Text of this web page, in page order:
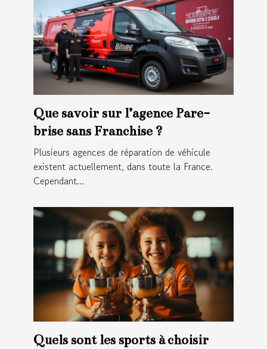
Que savoir sur l’agence Pare-
brise sans Franchise ?
Plusieurs agences de réparation de véhicule
existent actuellement, dans toute la France.
Cependant...
Quels sont les sports à choisir